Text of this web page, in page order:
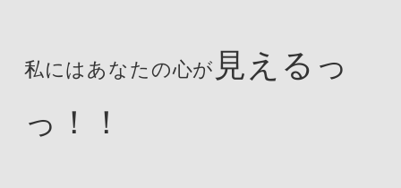
私にはあなたの心が 見えるっ
っ！！